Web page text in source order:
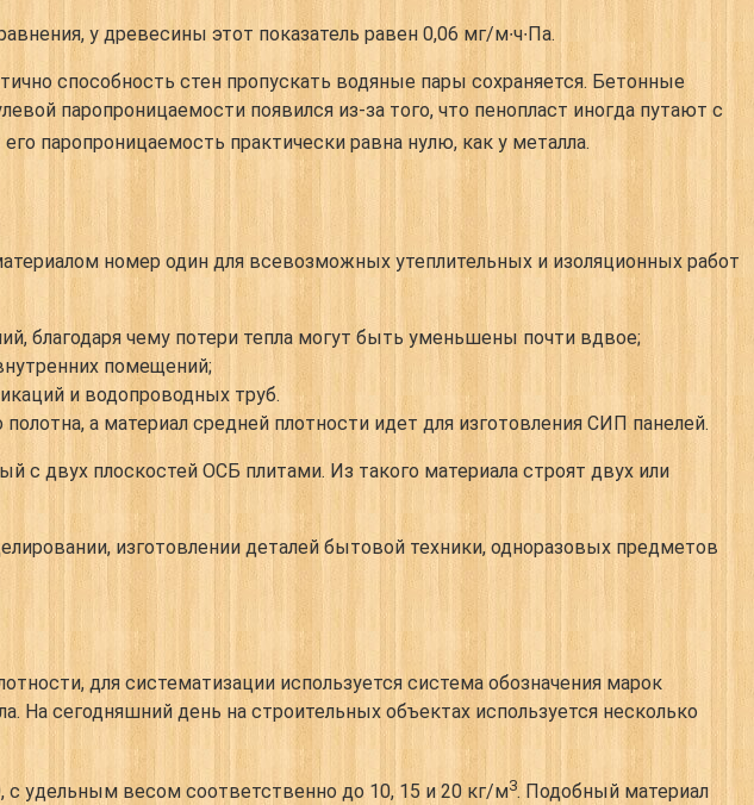
у древесины этот показатель равен 0,06 мг/м∙ч∙Па.
способность стен пропускать водяные пары сохраняется. Бетонные
паропроницаемости появился из-за того, что пенопласт иногда путают с
его паропроницаемость практически равна нулю, как у металла.
номер один для всевозможных утеплительных и изоляционных работ
благодаря чему потери тепла могут быть уменьшены почти вдвое;
помещений;
и водопроводных труб.
а материал средней плотности идет для изготовления СИП панелей.
двух плоскостей ОСБ плитами. Из такого материала строят двух или
изготовлении деталей бытовой техники, одноразовых предметов
для систематизации используется система обозначения марок
На сегодняшний день на строительных объектах используется несколько
удельным весом соответственно до 10, 15 и 20 кг/м3. Подобный материал